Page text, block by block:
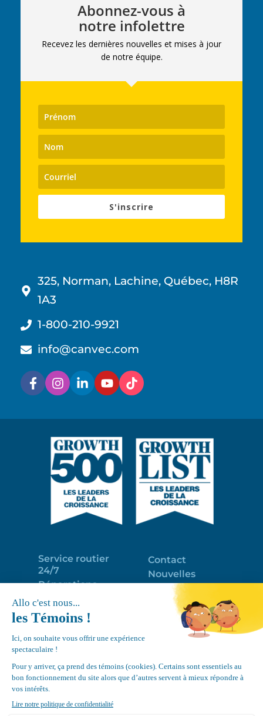
Abonnez-vous à
notre infolettre
Recevez les dernières nouvelles et mises à jour
de notre équipe.
S'inscrire
325, Norman, Lachine, Québec, H8R
1A3
1-800-210-9921
info@canvec.com
Service routier
24/7
Réparations
Programme
d’entretien
Déneigement
de toits
Équipements
Contact
Nouvelles
Portail clients
Emploi
Politique de
Google